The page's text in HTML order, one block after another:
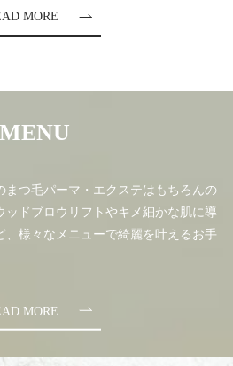
MORE
MENU
まつ毛パーマ・エクステはもちろんの
ッドブロウリフトやキメ細かな肌に導
、様々なメニューで綺麗を叶えるお手
MORE